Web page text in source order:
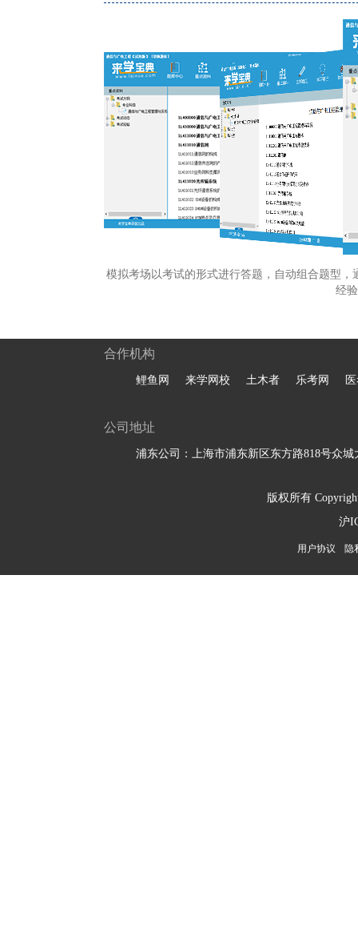
模拟考场以考试的形式进行答题，自动组合题型
经
合作机构
鲤鱼网 来学网校 土木者 乐考网
公司地址
浦东公司：上海市浦东新区东方路818号众城
版权所有
沪
用户协议 隐